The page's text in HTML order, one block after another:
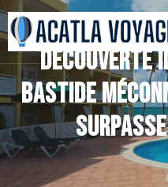
Découverte
bastide